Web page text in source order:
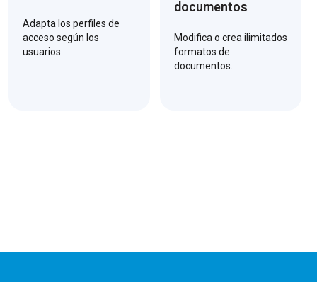
Adapta los perfiles de
acceso según los
usuarios.
documentos
Modifica o crea ilimitados
formatos de
documentos.